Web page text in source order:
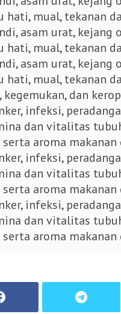
hati, mual, tekanan
asam urat, kejang
hati, mual, tekanan
asam urat, kejang
hati, mual, tekanan
kegemukan, dan
infeksi,
dan vitalitas
aroma
infeksi,
dan vitalitas
aroma
infeksi,
dan vitalitas
aroma